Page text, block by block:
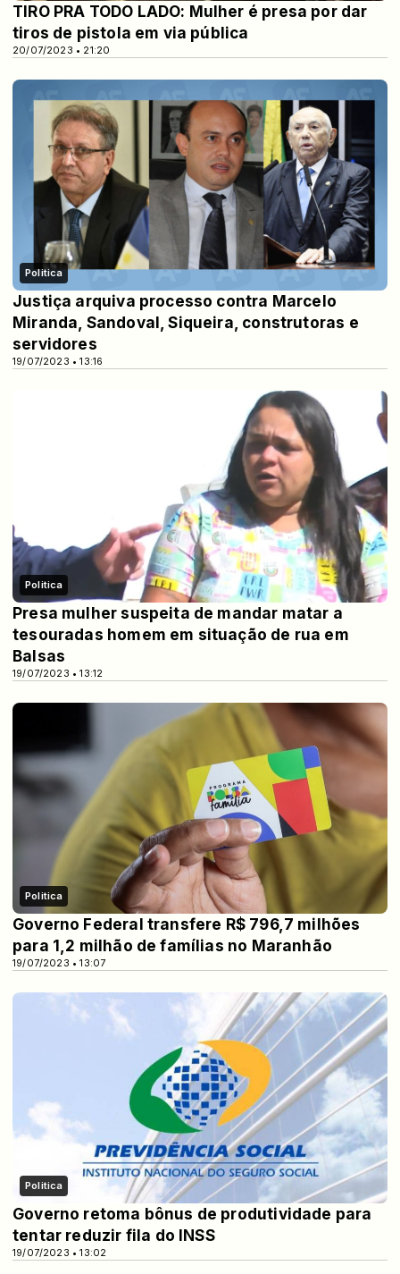
20/07/2023 • 21:20
TIRO PRA TODO LADO: Mulher é presa por dar
tiros de pistola em via pública
Politica
19/07/2023 • 13:16
Justiça arquiva processo contra Marcelo
Miranda, Sandoval, Siqueira, construtoras e
servidores
Politica
19/07/2023 • 13:12
Presa mulher suspeita de mandar matar a
tesouradas homem em situação de rua em
Balsas
Politica
19/07/2023 • 13:07
Governo Federal transfere R$ 796,7 milhões
para 1,2 milhão de famílias no Maranhão
Politica
19/07/2023 • 13:02
Governo retoma bônus de produtividade para
tentar reduzir fila do INSS